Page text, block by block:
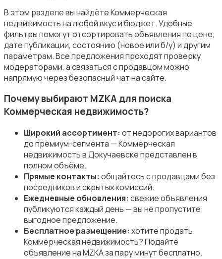
Продажа квартиры
Продажа гаражей и стоянок
Аренда гаражей и стоянок
В этом разделе вы найдёте Коммерческая
недвижимость на любой вкус и бюджет. Удобные
фильтры помогут отсортировать объявления по цене,
дате публикации, состоянию (новое или б/у) и другим
параметрам. Все предложения проходят проверку
модераторами, а связаться с продавцом можно
напрямую через безопасный чат на сайте.
Почему выбирают MZKA для поиска
Коммерческая недвижимость?
Широкий ассортимент: от недорогих вариантов
до премиум-сегмента — Коммерческая
недвижимость в Докучаевске представлен в
полном объёме.
Прямые контакты: общайтесь с продавцами без
посредников и скрытых комиссий.
Ежедневные обновления: свежие объявления
публикуются каждый день — вы не пропустите
выгодное предложение.
Бесплатное размещение: хотите продать
Коммерческая недвижимость? Подайте
объявление на MZKA за пару минут бесплатно.